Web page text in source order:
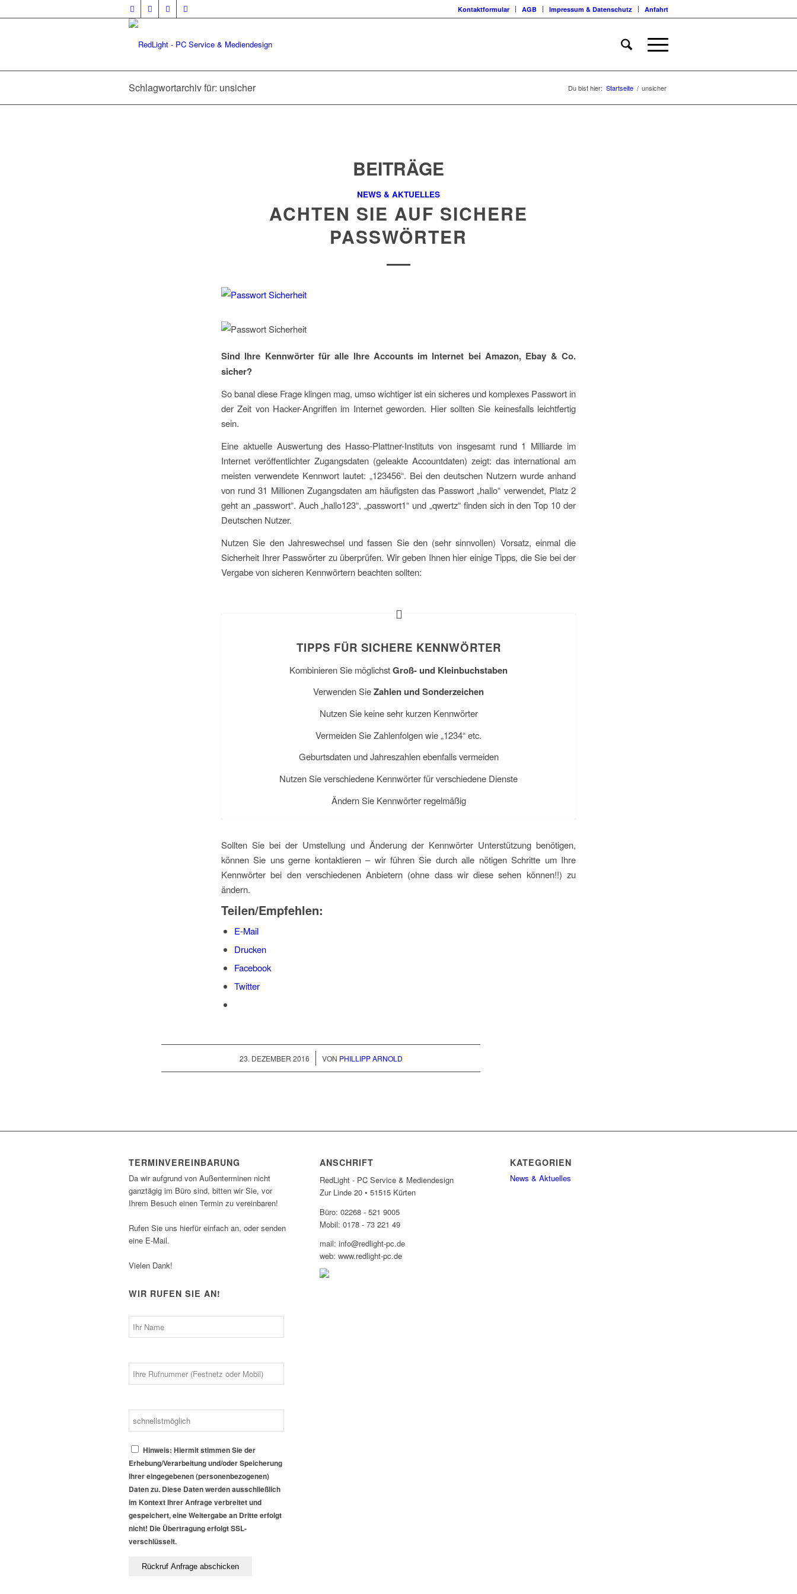
Kontaktformular AGB Impressum & Datenschutz Anfahrt
Schlagwortarchiv für: unsicher Du bist hier: Startseite / unsicher
BEITRÄGE
NEWS & AKTUELLES
ACHTEN SIE AUF SICHERE
PASSWÖRTER
Sind Ihre Kennwörter für alle Ihre Accounts im Internet bei Amazon, Ebay & Co.
sicher?
So banal diese Frage klingen mag, umso wichtiger ist ein sicheres und komplexes Passwort in
der Zeit von Hacker-Angriffen im Internet geworden. Hier sollten Sie keinesfalls leichtfertig
sein.
Eine aktuelle Auswertung des Hasso-Plattner-Instituts von insgesamt rund 1 Milliarde im
Internet veröffentlichter Zugangsdaten (geleakte Accountdaten) zeigt: das international am
meisten verwendete Kennwort lautet: „123456“. Bei den deutschen Nutzern wurde anhand
von rund 31 Millionen Zugangsdaten am häufigsten das Passwort „hallo“ verwendet, Platz 2
geht an „passwort“. Auch „hallo123“, „passwort1“ und „qwertz“ finden sich in den Top 10 der
Deutschen Nutzer.
Nutzen Sie den Jahreswechsel und fassen Sie den (sehr sinnvollen) Vorsatz, einmal die
Sicherheit Ihrer Passwörter zu überprüfen. Wir geben Ihnen hier einige Tipps, die Sie bei der
Vergabe von sicheren Kennwörtern beachten sollten:
TIPPS FÜR SICHERE KENNWÖRTER
Kombinieren Sie möglichstGroß- und Kleinbuchstaben
Verwenden SieZahlen und Sonderzeichen
Nutzen Sie keine sehr kurzen Kennwörter
Vermeiden Sie Zahlenfolgen wie „1234“ etc.
Geburtsdaten und Jahreszahlen ebenfalls vermeiden
Nutzen Sie verschiedene Kennwörter für verschiedene Dienste
Ändern Sie Kennwörter regelmäßig
Sollten Sie bei der Umstellung und Änderung der Kennwörter Unterstützung benötigen,
können Sie uns gerne kontaktieren – wir führen Sie durch alle nötigen Schritte um Ihre
Kennwörter bei den verschiedenen Anbietern (ohne dass wir diese sehen können!!) zu
ändern.
Teilen/Empfehlen:
E-Mail
Drucken
Facebook
Twitter
23. DEZEMBER 2016
/ VON PHILLIPP ARNOLD
TERMINVEREINBARUNG
Da wir aufgrund von Außenterminen nicht
ganztägig im Büro sind, bitten wir Sie, vor
Ihrem Besuch einen Termin zu vereinbaren!
Rufen Sie uns hierfür einfach an, oder senden
eine E-Mail.
Vielen Dank!
WIR RUFEN SIE AN!
Hinweis: Hiermit stimmen Sie der
Erhebung/Verarbeitung und/oder Speicherung
Ihrer eingegebenen (personenbezogenen)
Daten zu. Diese Daten werden ausschließlich
im Kontext Ihrer Anfrage verbreitet und
gespeichert, eine Weitergabe an Dritte erfolgt
nicht! Die Übertragung erfolgt SSL-
verschlüsselt.
ANSCHRIFT
RedLight - PC Service & Mediendesign
Zur Linde 20 • 51515 Kürten
Büro: 02268 - 521 9005
Mobil: 0178 - 73 221 49
mail: info@redlight-pc.de
web: www.redlight-pc.de
KATEGORIEN
News & Aktuelles